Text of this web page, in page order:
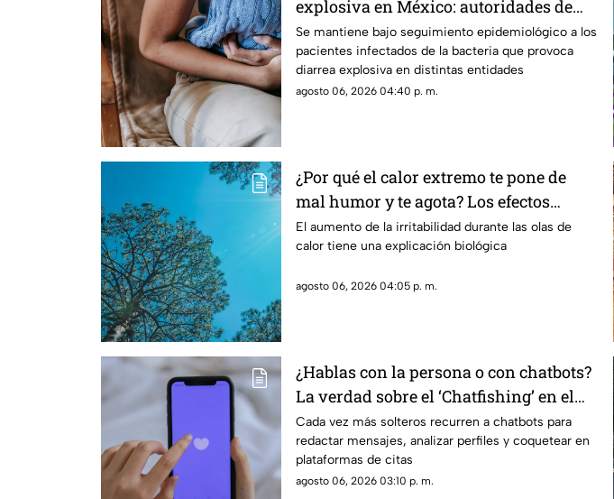
explosiva en México: autoridades de
salud emiten recomendaciones
Se mantiene bajo seguimiento epidemiológico a los
pacientes infectados de la bacteria que provoca
diarrea explosiva en distintas entidades
agosto 06, 2026 04:40 p. m.
¿Por qué el calor extremo te pone de
mal humor y te agota? Los efectos
reales de las altas temperaturas en el
cuerpo
El aumento de la irritabilidad durante las olas de
calor tiene una explicación biológica
agosto 06, 2026 04:05 p. m.
¿Hablas con la persona o con chatbots?
La verdad sobre el ‘Chatfishing’ en el
coqueteo digital
Cada vez más solteros recurren a chatbots para
redactar mensajes, analizar perfiles y coquetear en
plataformas de citas
agosto 06, 2026 03:10 p. m.